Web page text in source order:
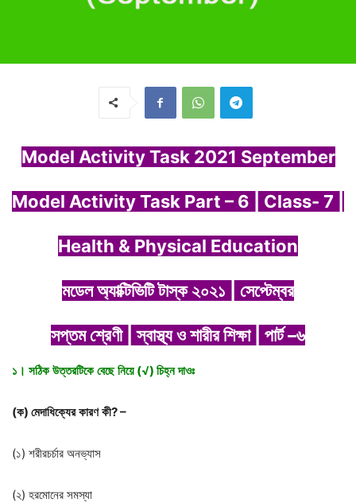
Model Activity Task 2021 September
Model Activity Task Part – 6 | Class- 7 |
Health & Physical Education
মডেলঅ্যাক্টিভিটিটাস্ক ২০২১ সেপ্টেম্বর
সপ্তমশ্রেণী |স্বাস্থ্য ও শারীর শিক্ষা | পার্ট–৬
১। সঠিক উত্তরটিকে বেছে নিয়ে(√) চিহ্ন দাওঃ
(ক) মেদাধিক্যের কারণ কী? –
(১) শরীরচর্চার অনভ্যাস
(২) হরমোনের সমস্যা